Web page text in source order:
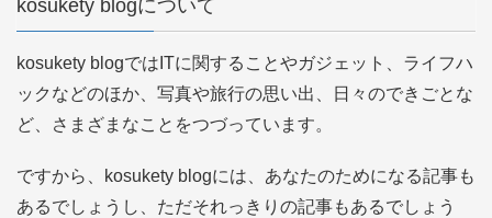
ド
ス
kosukety blogについて
kosukety blogではITに関することやガジェット、ライフハ
ックなどのほか、写真や旅行の思い出、日々のできごとな
ど、さまざまなことをつづっています。
ですから、kosukety blogには、あなたのためになる記事も
あるでしょうし、ただそれっきりの記事もあるでしょう